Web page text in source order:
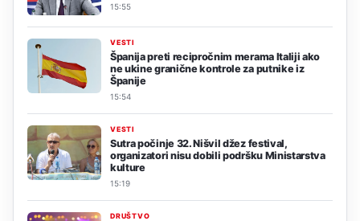
15:55
VESTI
Španija preti recipročnim merama Italiji ako
ne ukine granične kontrole za putnike iz
Španije
15:54
VESTI
Sutra počinje 32. Nišvil džez festival,
organizatori nisu dobili podršku Ministarstva
kulture
15:19
DRUŠTVO